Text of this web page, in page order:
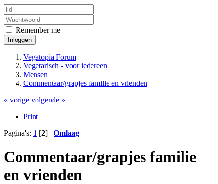
Remember me
Inloggen
Vegatopia Forum
Vegetarisch - voor iedereen
Mensen
Commentaar/grapjes familie en vrienden
« vorige volgende »
Print
Pagina's: 1 [2] Omlaag
Commentaar/grapjes familie
en vrienden